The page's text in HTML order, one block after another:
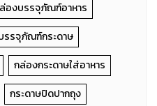
องบรรจุภัณฑ์อาหาร
รรจุภัณฑ์กระดาษ
กล่องกระดาษใส่อาหาร
กระดาษปิดปากถุง